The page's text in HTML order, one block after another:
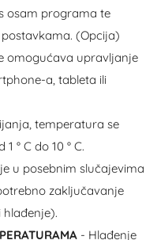
osam programa te
(Opcija)
omogućava upravljanje
a, tableta ili
temperatura se
° C do 10 ° C.
u posebnim slučajevima
zaključavanje
- Hlađenje